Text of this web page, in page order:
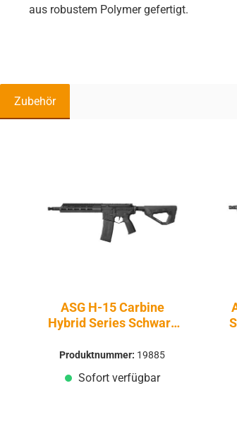
aus robustem Polymer gefertigt.
Zubehör
ASG H-15 Carbine
Hybrid Series Schwarz
Produktnummer: 19885
Sofort verfügbar